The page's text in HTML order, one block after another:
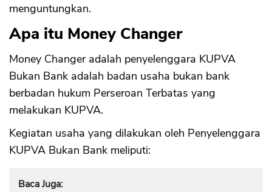
menguntungkan.
Apa itu Money Changer
Money Changer adalah penyelenggara KUPVA
Bukan Bank adalah badan usaha bukan bank
berbadan hukum Perseroan Terbatas yang
melakukan KUPVA.
Kegiatan usaha yang dilakukan oleh Penyelenggara
KUPVA Bukan Bank meliputi:
Baca Juga: